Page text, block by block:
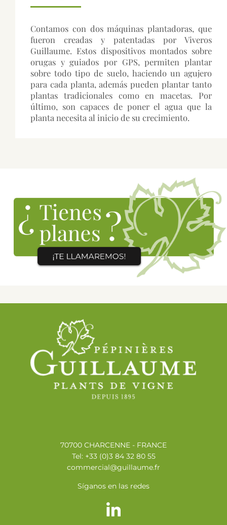
Contamos con dos máquinas plantadoras, que
fueron creadas y patentadas por Viveros
Guillaume. Estos dispositivos montados sobre
orugas y guiados por GPS, permiten plantar
sobre todo tipo de suelo, haciendo un agujero
para cada planta, además pueden plantar tanto
plantas tradicionales como en macetas. Por
último, son capaces de poner el agua que la
planta necesita al inicio de su crecimiento.
70700 CHARCENNE - FRANCE
Tel: +33 (0)3 84 32 80 55
commercial@guillaume.fr
Síganos en las redes